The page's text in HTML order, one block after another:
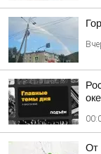
От